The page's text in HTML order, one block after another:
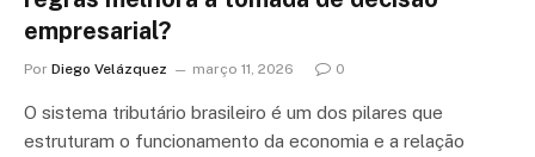
empresarial?
Por Diego Velázquez março 11, 2026 0
O sistema tributário brasileiro é um dos pilares que
estruturam o funcionamento da economia e a relação